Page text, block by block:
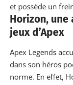
et possède un
Horizon,
jeux d’Apex
Apex Legends
dans son héros
norme. En effet,